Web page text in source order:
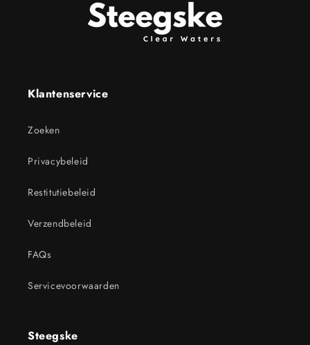
Klantenservice
Zoeken
Privacybeleid
Restitutiebeleid
Verzendbeleid
FAQs
Servicevoorwaarden
Steegske